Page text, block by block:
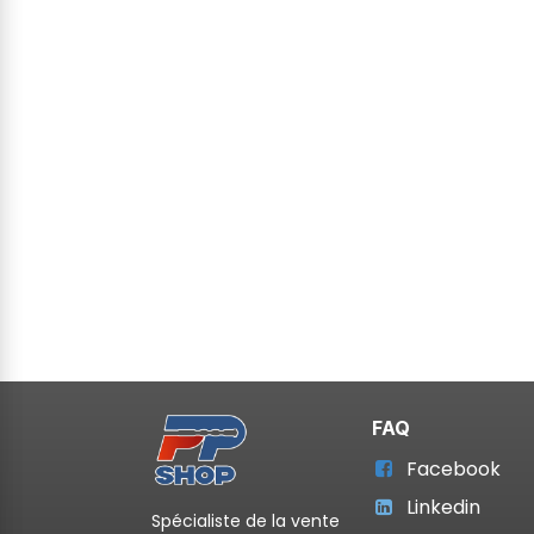
Spécialiste de la vente
FAQ
Facebook
Linkedin